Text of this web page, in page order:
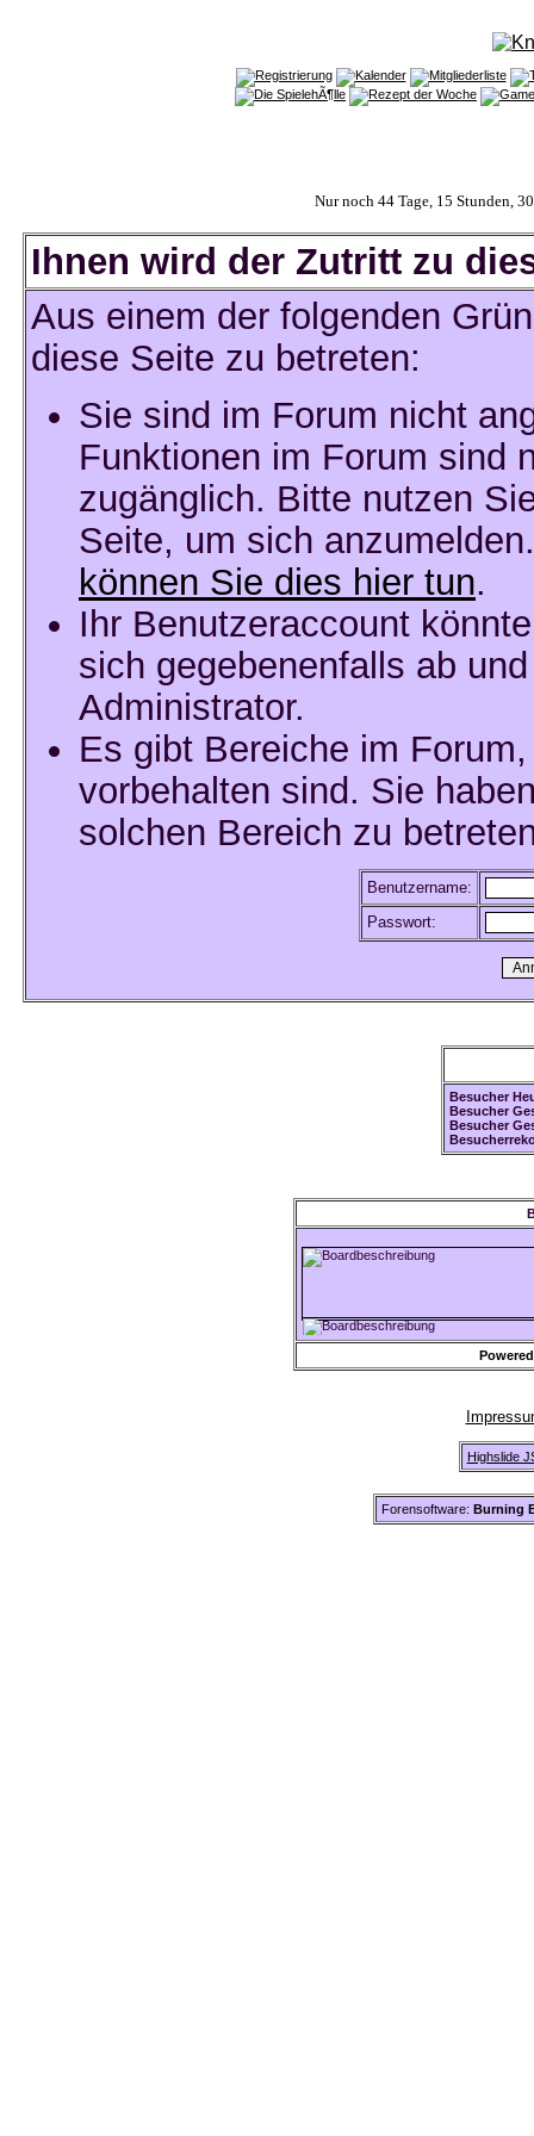
Nur noch 44 Tage, 15 Stunden,
Ihnen wird der Zutritt zu
Aus einem der folgenden
diese Seite zu betreten:
Sie sind im Forum nicht
Funktionen im Forum sind
zugänglich. Bitte nutzen
Seite, um sich
können Sie dies hier tun.
Ihr Benutzeraccount
sich gegebenenfalls ab
Administrator.
Es gibt Bereiche im
vorbehalten sind. Sie
solchen Bereich zu
Benutzername:
Passwort:
Besucher
Besucher
Besucher
Highslide
Forensoftware: Burning